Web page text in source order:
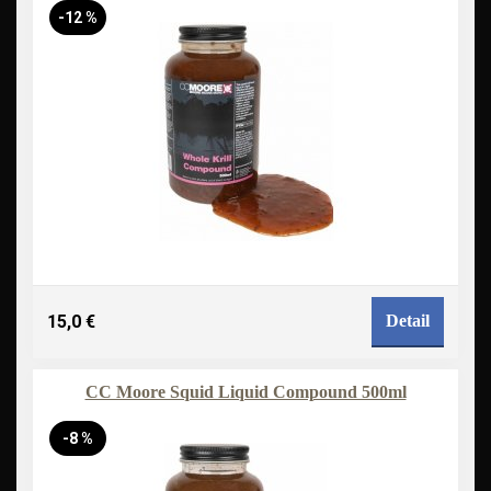
-12 %
15,0 € Detail
CC Moore Squid Liquid Compound 500ml
-8 %